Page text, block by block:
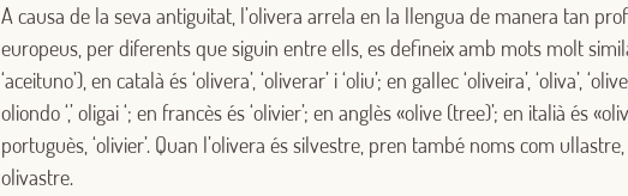
A causa de la seva antiguitat, l’olivera arrela en la llengua de manera tan
europeus, per diferents que siguin entre ells, es defineix amb mots molt
‘aceituno’), en català és ‘olivera’, ‘oliverar’ i ‘oliu’; en gallec ‘oliveira’, ‘oliva’,
oliondo ‘,’ oligai ‘; en francès és ‘olivier’; en anglès «olive (tree)’; en italià és
portuguès, ‘olivier’. Quan l’olivera és silvestre, pren també noms com
olivastre.
Inicia sessió
Encara no estàs inscrit al Club Borges? Registra't aquí.